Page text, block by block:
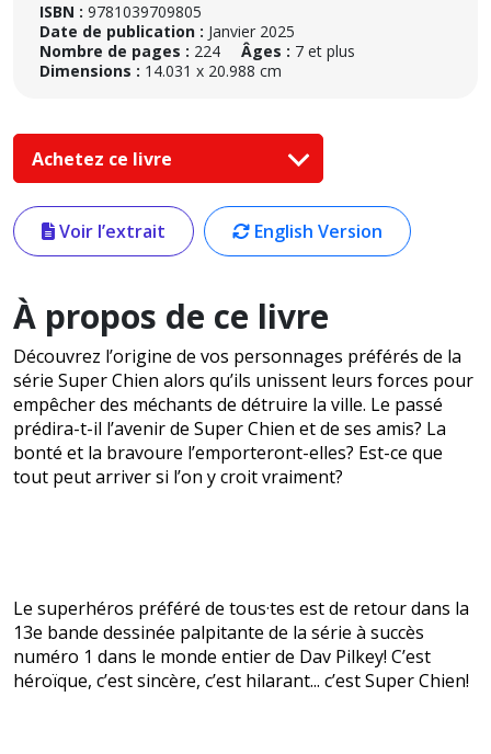
ISBN : 9781039709805
Date de publication : Janvier 2025
Nombre de pages : 224 Âges : 7 et plus
Dimensions : 14.031 x 20.988 cm
Achetez ce livre
Voir l’extrait English Version
À propos de ce livre
Découvrez l’origine de vos personnages préférés de la
série Super Chien alors qu’ils unissent leurs forces pour
empêcher des méchants de détruire la ville. Le passé
prédira-t-il l’avenir de Super Chien et de ses amis? La
bonté et la bravoure l’emporteront-elles? Est-ce que
tout peut arriver si l’on y croit vraiment?
Le superhéros préféré de tous·tes est de retour dans la
13e bande dessinée palpitante de la série à succès
numéro 1 dans le monde entier de Dav Pilkey! C’est
héroïque, c’est sincère, c’est hilarant... c’est Super Chien!